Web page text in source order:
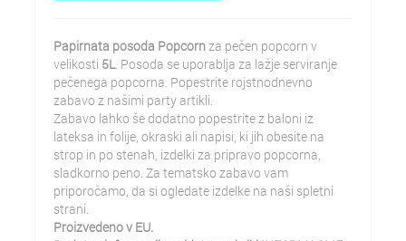
Papirnata posoda Popcornza pečen popcorn v
velikosti 5L. Posoda se uporablja za lažje serviranje
pečenega popcorna. Popestrite rojstnodnevno
zabavo z našimi party artikli.
Zabavo lahko še dodatno popestrite z baloni iz
lateksa in folije, okraski ali napisi, ki jih obesite na
strop in po stenah, izdelki za pripravo popcorna,
sladkorno peno. Za tematsko zabavo vam
priporočamo, da si ogledate izdelke na naši spletni
strani.
Proizvedeno v EU.